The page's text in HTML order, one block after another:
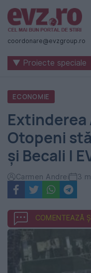
Știri
naționale
internaționale
România
-
Evenimentul
Zilei
coordonare@evzgroup.ro
▼ Proiecte speciale
ECONOMIE
Otopeni
şi Becali |
Carmen Andrei 3
COMENTEAZĂ